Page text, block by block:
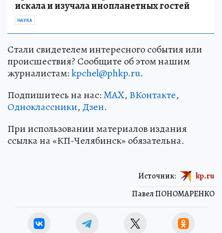
искала и изучала инопланетных гостей
НАУКА
Стали свидетелем интересного события или
происшествия? Сообщите об этом нашим
журналистам:kpchel@phkp.ru.
Подпишитесь на нас:MAX, ВКонтакте,
Одноклассники, Дзен.
При использовании материалов издания
ссылка на «КП-Челябинск» обязательна.
Павел ПОНОМАРЕНКО
Источник: kp.ru